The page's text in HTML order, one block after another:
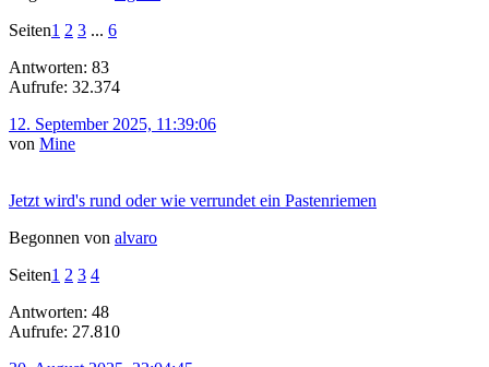
Seiten1 2 3 ... 6
Antworten: 83
Aufrufe: 32.374
12. September 2025, 11:39:06
von Mine
Jetzt wird's rund oder wie verrundet ein Pastenriemen
Begonnen von alvaro
Seiten1 2 3 4
Antworten: 48
Aufrufe: 27.810